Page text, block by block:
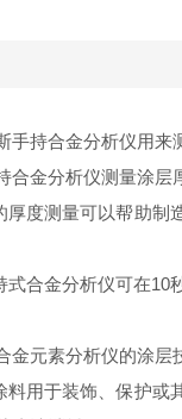
持合金分析仪用来测
金分析仪测量涂层
测量可以帮助制造
金分析仪可在10秒
元素分析仪的涂层
于装饰、保护或其